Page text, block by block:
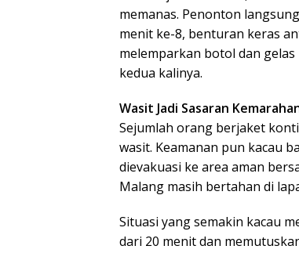
memanas. Penonton
menit ke-8, benturan keras
melemparkan botol dan
kedua kalinya.
Wasit Jadi Sasaran
Sejumlah orang berjaket
wasit. Keamanan pun kacau
dievakuasi ke area aman
Malang masih bertahan di
Situasi yang semakin kacau
dari 20 menit dan